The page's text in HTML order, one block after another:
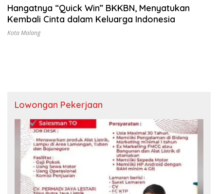
Hangatnya “Quick Win” BKKBN, Menyatukan
Kembali Cinta dalam Keluarga Indonesia
Kota Malang
Lowongan Pekerjaan